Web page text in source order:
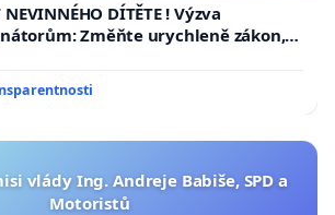
DÍTĚTE ! Výzva
Změňte urychleně zákon,
malé Viktorky už nemohla opakovat!
vlády Ing. Andreje Babiše, SPD a
Motoristů